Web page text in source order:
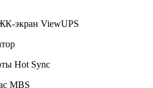
экран ViewUPS
Hot Sync
MBS